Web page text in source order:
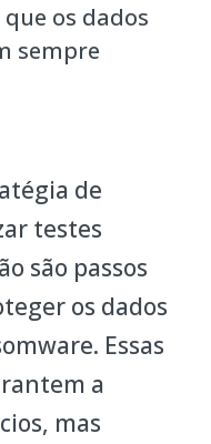
os dados
sempre
de
testes
são passos
os dados
Essas
a
mas